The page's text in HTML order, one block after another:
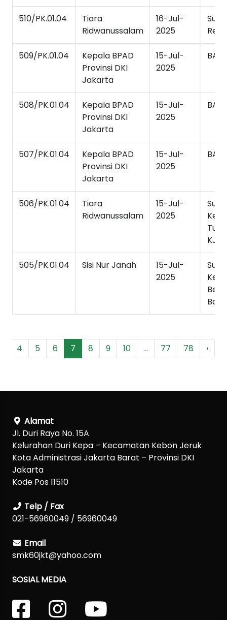
510/PK.01.04
Tiara
Ridwanussalam
16-Jul-
2025
509/PK.01.04
Kepala BPAD
Provinsi DKI
Jakarta
15-Jul-
2025
BAST
508/PK.01.04
Kepala BPAD
Provinsi DKI
Jakarta
15-Jul-
2025
BAST
507/PK.01.04
Kepala BPAD
Provinsi DKI
Jakarta
15-Jul-
2025
BAST
506/PK.01.04
Tiara
Ridwanussalam
15-Jul-
2025
KJP
505/PK.01.04 Sisi Nur Janah
15-Jul-
2025
Baik
4 5 6 7 8 9 10 ... 77 78 ›
Alamat
Jl. Duri Raya No. 15A
Kelurahan Duri Kepa – Kecamatan Kebon Jeruk
Kota Administrasi Jakarta Barat – Provinsi DKI
Jakarta
Kode Pos 11510
Telp / Fax
021-56960049 / 56960049
Email
smk60jkt@yahoo.com
SOSIAL MEDIA